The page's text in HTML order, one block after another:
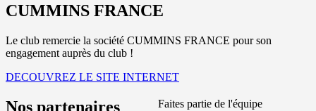
CUMMINS FRANCE
Le club remercie la société CUMMINS FRANCE pour son
engagement auprès du club !
DECOUVREZ LE SITE INTERNET
Faites partie de l'équipe
Nos partenaires